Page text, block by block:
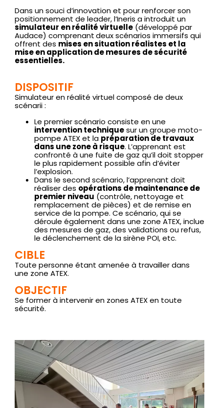
Dans un souci d’innovation et pour renforcer son
positionnement de leader, l’Ineris a introduit un
simulateur en réalité virtuelle (développé par
Audace) comprenantdeux scénarios immersifs qui
offrent des mises en situation réalistes et la
mise en application de mesures de sécurité
essentielles.
DISPOSITIF
Simulateur en réalité virtuel composé de deux
scénarii :
Le premier scénario consiste en une
intervention techniquesur un groupe moto-
pompe ATEX et la préparation de travaux
dans une zone à risque. L’apprenant est
confronté à une fuite de gaz qu’il doit stopper
le plus rapidement possible afin d’éviter
l’explosion.
Dans le second scénario, l’apprenant doit
réaliser des opérations de maintenance de
premier niveau (contrôle, nettoyage et
remplacement de pièces) et de remise en
service de la pompe. Ce scénario, qui se
déroule également dans une zone ATEX, inclue
des mesures de gaz, des validations ou refus,
le déclenchement de la sirène POI, etc.
CIBLE
Toute personne étant amenée à travailler dans
une zone ATEX.
OBJECTIF
Se former à intervenir en zones ATEX en toute
sécurité.